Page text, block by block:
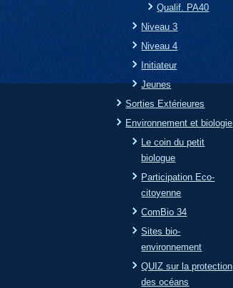
Qualif. PA40
Niveau 3
Niveau 4
Initiateur
Jeunes
Sorties Extérieures
Environnement et biologie
Le coin du petit
biologue
Participation Eco-
citoyenne
ComBio 34
Sites bio-
environnement
QUIZ sur la protection
des océans